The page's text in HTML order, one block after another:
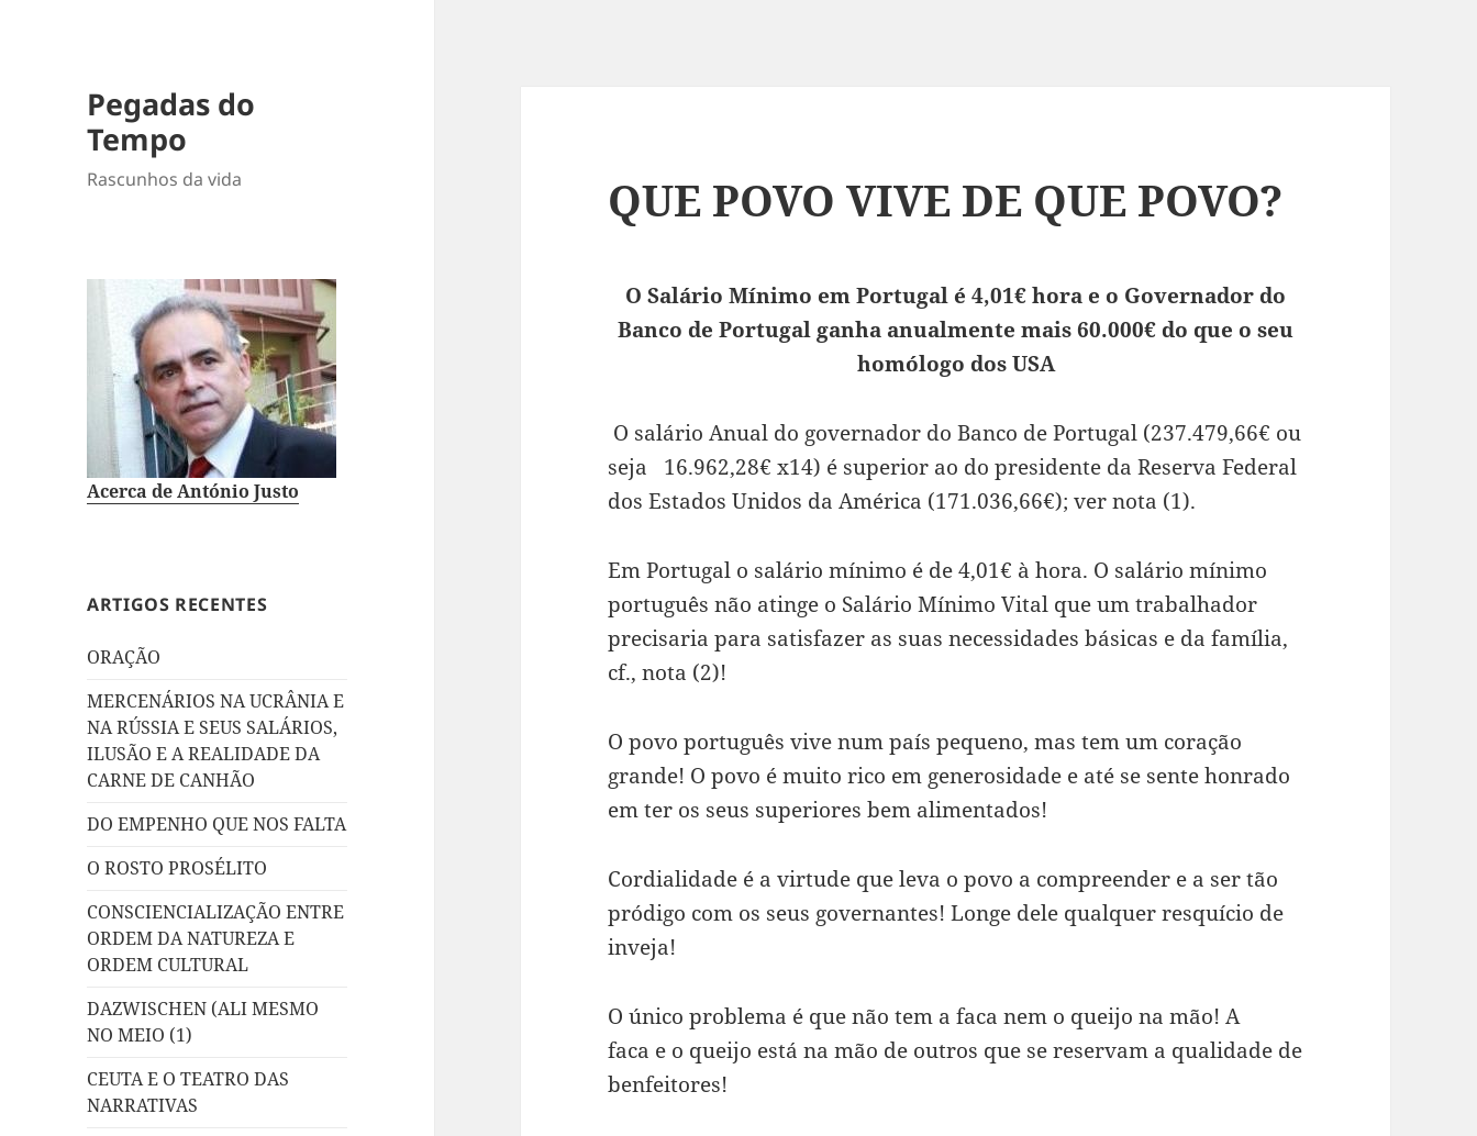
Pegadas do
Tempo
Rascunhos da vida
Acerca de António Justo
ARTIGOS RECENTES
ORAÇÃO
MERCENÁRIOS NA UCRÂNIA E
NA RÚSSIA E SEUS SALÁRIOS,
ILUSÃO E A REALIDADE DA
CARNE DE CANHÃO
DO EMPENHO QUE NOS FALTA
O ROSTO PROSÉLITO
CONSCIENCIALIZAÇÃO ENTRE
ORDEM DA NATUREZA E
ORDEM CULTURAL
DAZWISCHEN (ALI MESMO
NO MEIO (1)
CEUTA E O TEATRO DAS
NARRATIVAS
QUE POVO VIVE DE QUE POVO?
O Salário Mínimo em Portugal é 4,01€ hora e o Governador do
Banco de Portugal ganha anualmente mais 60.000€ do que o seu
homólogo dos USA
O salário Anual do governador do Banco de Portugal (237.479,66€ ou
seja 16.962,28€ x14) é superior ao do presidente da Reserva Federal
dos Estados Unidos da América (171.036,66€); ver nota (1).
Em Portugal o salário mínimo é de 4,01€ à hora. O salário mínimo
português não atinge o Salário Mínimo Vital que um trabalhador
precisaria para satisfazer as suas necessidades básicas e da família,
cf., nota (2)!
O povo português vive num país pequeno, mas tem um coração
grande! O povo é muito rico em generosidade e até se sente honrado
em ter os seus superiores bem alimentados!
Cordialidade é a virtude que leva o povo a compreender e a ser tão
pródigo com os seus governantes! Longe dele qualquer resquício de
inveja!
O único problema é que não tem a faca nem o queijo na mão! A
faca e o queijo está na mão de outros que se reservam a qualidade de
benfeitores!